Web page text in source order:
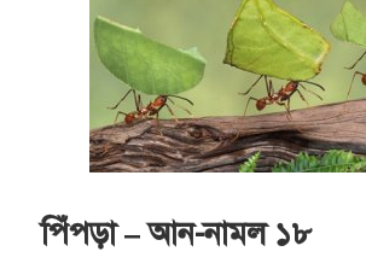
পিঁপড়া – আন-নামল ১৮